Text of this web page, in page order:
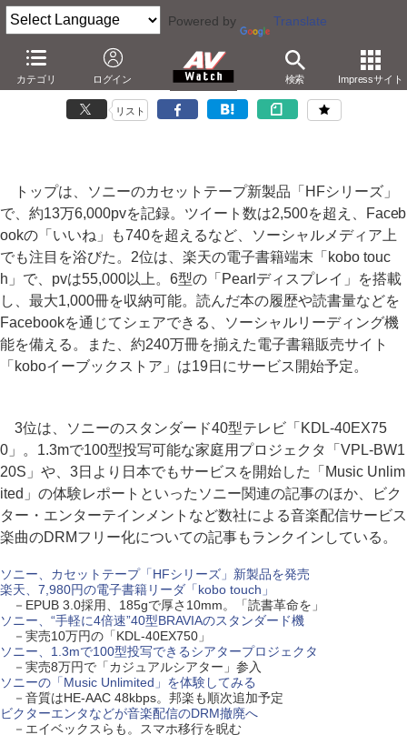
Powered by Translate
カテゴリ ログイン 検索 Impressサイト
AV Watchアクセスランキング【2012年7月2日～2012年7月8日】
－カセットテープ新製品、楽天の電子書籍端末「kobo touch」
リスト
トップは、ソニーのカセットテープ新製品「HFシリーズ」
で、約13万6,000pvを記録。ツイート数は2,500を超え、Faceb
ookの「いいね」も740を超えるなど、ソーシャルメディア上
でも注目を浴びた。2位は、楽天の電子書籍端末「kobo touc
h」で、pvは55,000以上。6型の「Pearlディスプレイ」を搭載
し、最大1,000冊を収納可能。読んだ本の履歴や読書量などを
Facebookを通じてシェアできる、ソーシャルリーディング機
能を備える。また、約240万冊を揃えた電子書籍販売サイト
「koboイーブックストア」は19日にサービス開始予定。
3位は、ソニーのスタンダード40型テレビ「KDL-40EX75
0」。1.3mで100型投写可能な家庭用プロジェクタ「VPL-BW1
20S」や、3日より日本でもサービスを開始した「Music Unlim
ited」の体験レポートといったソニー関連の記事のほか、ビク
ター・エンターテインメントなど数社による音楽配信サービス
楽曲のDRMフリー化についての記事もランクインしている。
ソニー、カセットテープ「HFシリーズ」新製品を発売
楽天、7,980円の電子書籍リーダ「kobo touch」
－EPUB 3.0採用、185gで厚さ10mm。「読書革命を」
ソニー、“手軽に4倍速”40型BRAVIAのスタンダード機
－実売10万円の「KDL-40EX750」
ソニー、1.3mで100型投写できるシアタープロジェクタ
－実売8万円で「カジュアルシアター」参入
ソニーの「Music Unlimited」を体験してみる
－音質はHE-AAC 48kbps。邦楽も順次追加予定
ビクターエンタなどが音楽配信のDRM撤廃へ
－エイベックスらも。スマホ移行を睨む